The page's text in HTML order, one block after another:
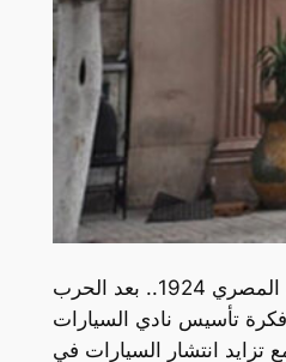
نادي السيارات الملكي المصري 1924.. بعد الحرب
فكرة تأسيس نادي السيارات
تزايد انتشار السيارات في